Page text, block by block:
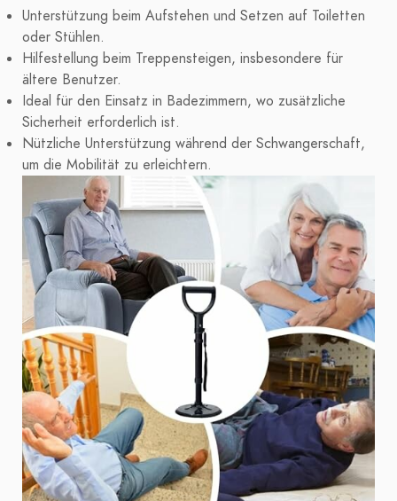
Unterstützung beim Aufstehen und Setzen auf Toiletten
oder Stühlen.
Hilfestellung beim Treppensteigen, insbesondere für
ältere Benutzer.
Ideal für den Einsatz in Badezimmern, wo zusätzliche
Sicherheit erforderlich ist.
Nützliche Unterstützung während der Schwangerschaft,
um die Mobilität zu erleichtern.